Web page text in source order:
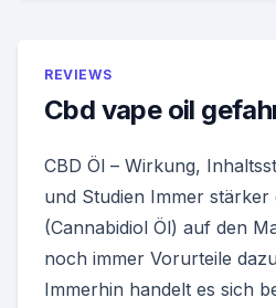
REVIEWS
Cbd vape oil
CBD Öl – Wirkung,
und Studien Immer stärker
(Cannabidiol Öl) auf den
noch immer Vorurteile
Immerhin handelt es sich